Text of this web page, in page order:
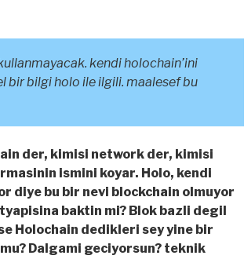
kendi holochain’ini
bir bilgi holo ile ilgili. maalesef bu
der, kimisi network der, kimisi
ismini koyar. Holo, kendi
diye bu bir nevi blockchain olmuyor
baktin mi? Blok bazli degil
Holochain dedikleri sey yine bir
Dalgami geciyorsun? teknik